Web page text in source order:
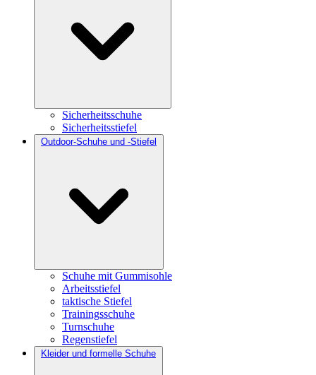
Sicherheitsschuhe
Sicherheitsstiefel
Outdoor-Schuhe und -Stiefel
Schuhe mit Gummisohle
Arbeitsstiefel
taktische Stiefel
Trainingsschuhe
Turnschuhe
Regenstiefel
Kleider und formelle Schuhe